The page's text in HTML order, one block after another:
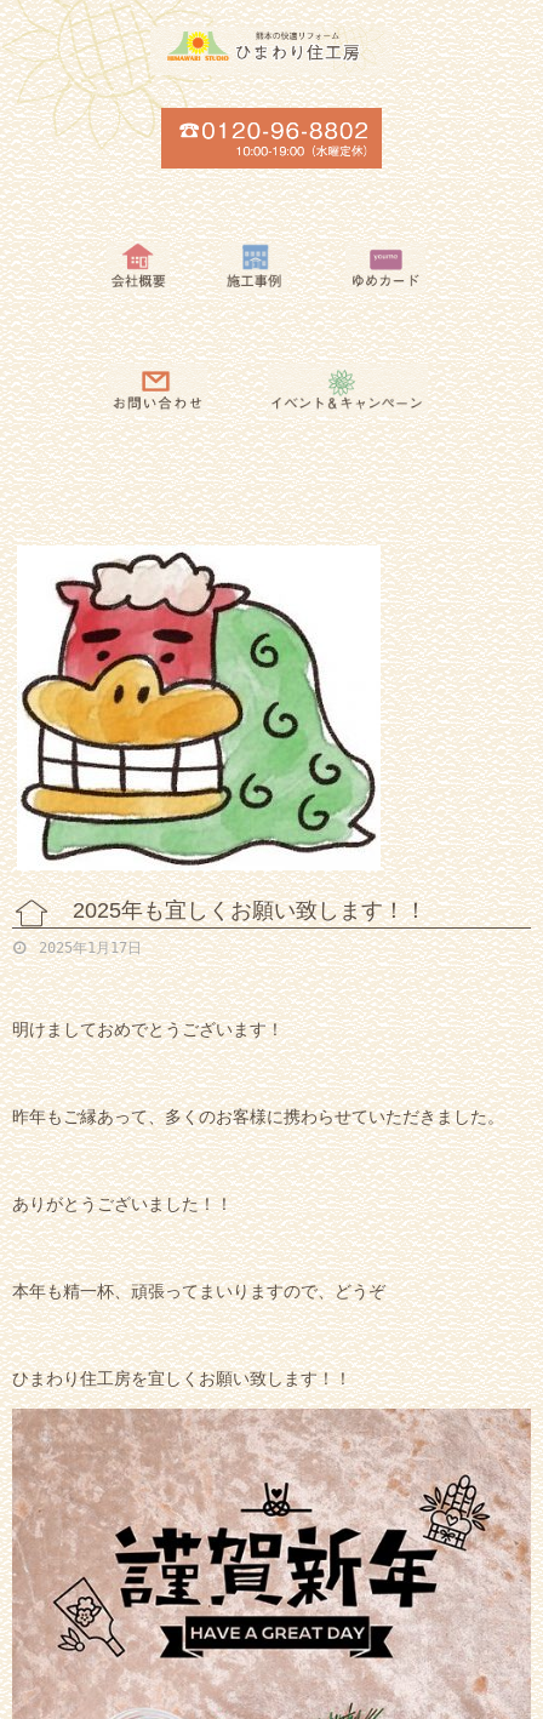
2025年も宜しくお願い致します！！
2025年1月17日
明けましておめでとうございます！
昨年もご縁あって、多くのお客様に携わらせていただきました。
ありがとうございました！！
本年も精一杯、頑張ってまいりますので、どうぞ
ひまわり住工房を宜しくお願い致します！！